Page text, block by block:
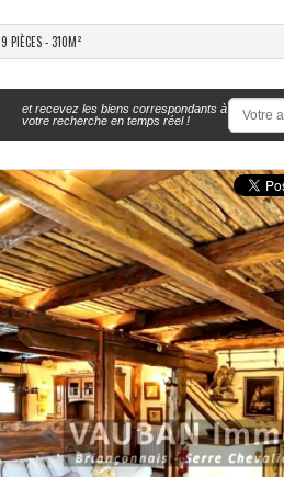
9 PIÈCES - 310M²
et recevez les biens correspondants à
votre recherche en temps réel !